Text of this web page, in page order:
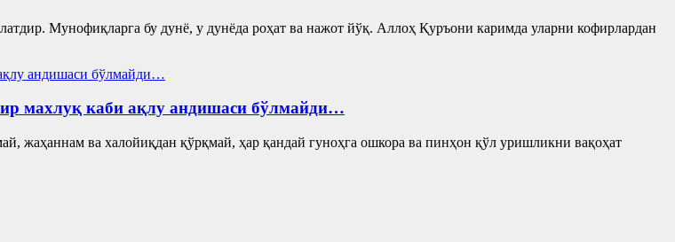
Мунофиқларга бу дунё, у дунёда роҳат ва нажот йўқ. Аллоҳ Қуръони каримда уларни кофирлардан
махлуқ каби ақлу андишаси бўлмайди…
ва халойиқдан қўрқмай, ҳар қандай гуноҳга ошкора ва пинҳон қўл уришликни вақоҳат